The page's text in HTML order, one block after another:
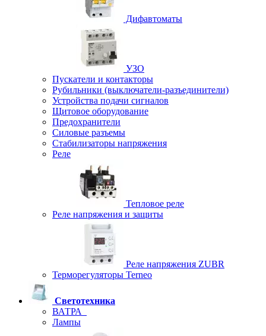
Дифавтоматы
УЗО
Пускатели и контакторы
Рубильники (выключатели-разъединители)
Устройства подачи сигналов
Щитовое оборудование
Предохранители
Силовые разъемы
Стабилизаторы напряжения
Реле
Тепловое реле
Реле напряжения и защиты
Реле напряжения ZUBR
Терморегуляторы Terneo
Светотехника
ВАТРА
Лампы